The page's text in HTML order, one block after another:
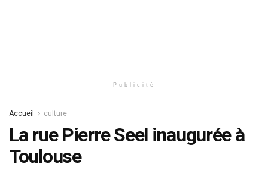
Publicité
Accueil culture
La rue Pierre Seel inaugurée à
Toulouse